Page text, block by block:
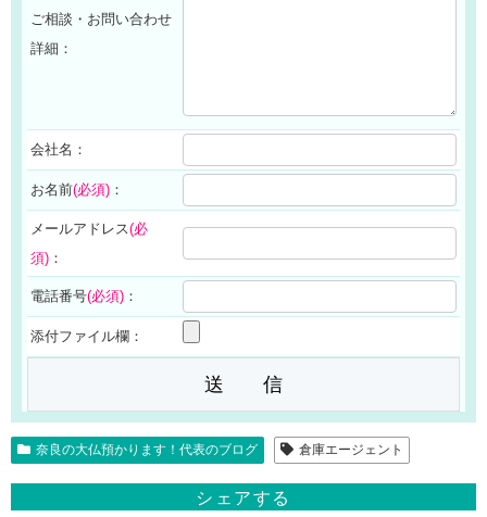
ご相談・お問い合わせ
詳細：
会社名：
お名前(必須) ：
メールアドレス(必
須) ：
電話番号(必須) ：
添付ファイル欄：
奈良の大仏預かります！代表のブログ 倉庫エージェント
シェアする